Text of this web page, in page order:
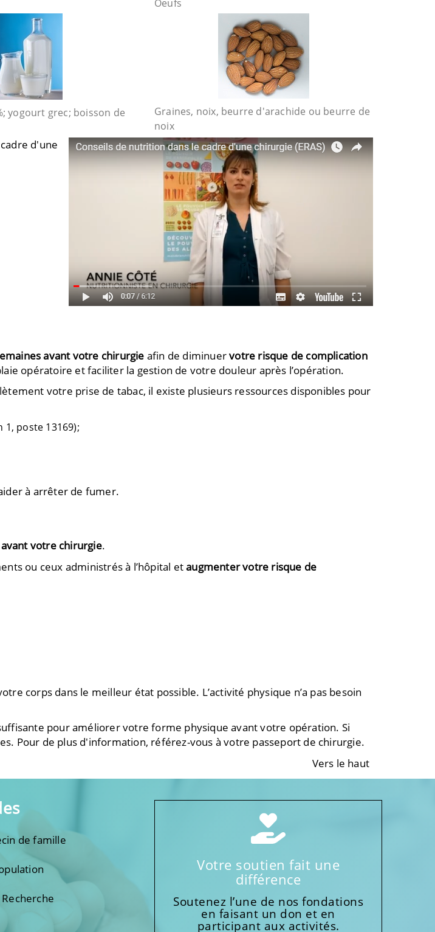
Oeufs
yogourt grec; boisson de
Graines, noix, beurre d'arachide ou beurre de
noix
d'une
avant votre chirurgie afin de diminuervotre risque de complication
opératoire et faciliter la gestion de votre douleur après l’opération.
votre prise de tabac, il existe plusieurs ressources disponibles pour
1, poste 13169);
à arrêter de fumer.
votre chirurgie.
ou ceux administrés à l’hôpital etaugmenter votre risque de
corps dans le meilleur état possible. L’activité physique n’a pas besoin
pour améliorer votre forme physique avant votre opération. Si
Pour de plus d'information, référez-vous à votre passeport de chirurgie.
Vers le haut
de famille
Votre soutien fait une
différence
Soutenez l’une de nos fondations
en faisant un don et en
participant aux activités.